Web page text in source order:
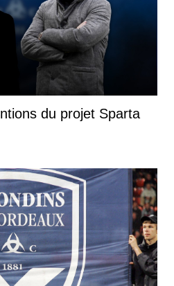
du projet Sparta